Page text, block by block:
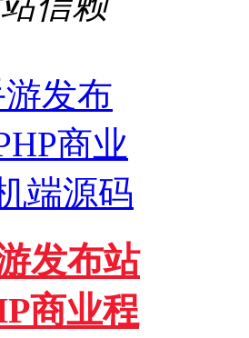
发布站
商业程